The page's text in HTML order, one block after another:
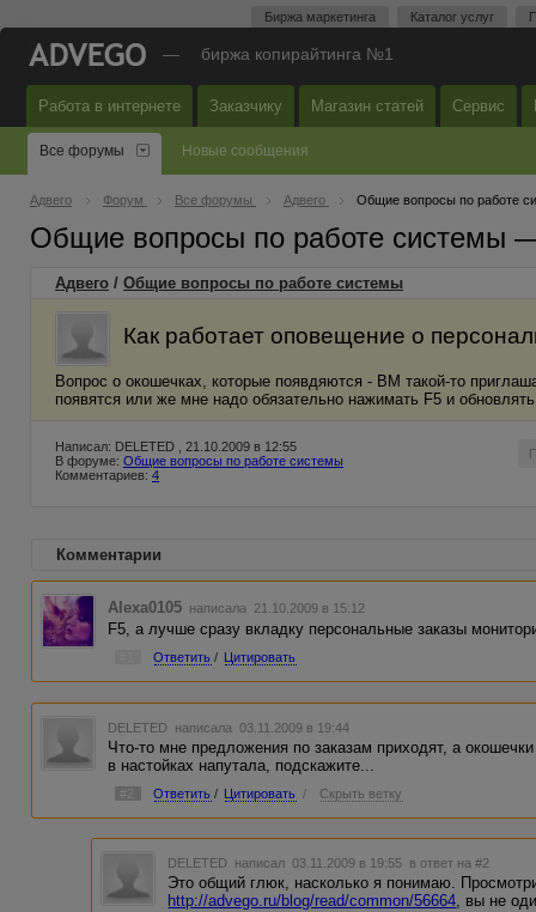
Биржа маркетинга Каталог услуг
— биржа копирайтинга №1
Работа в интернете Заказчику Магазин статей Сервис
Все форумы Новые сообщения
Адвего Форум Все форумы Адвего Общие вопросы по работе
Общие вопросы по работе системы
Адвего / Общие вопросы по работе системы
Как работает оповещение о
Вопрос о окошечках, которые появдяются - ВМ такой-то
появятся или же мне надо обязательно нажимать F5 и
Написал: DELETED , 21.10.2009 в 12:55
В форуме: Общие вопросы по работе системы
Комментариев: 4
Комментарии
Alexa0105 написала 21.10.2009 в 15:12
F5, а лучше сразу вкладку персональные заказы
Ответить / Цитировать
DELETED написала 03.11.2009 в 19:44
Что-то мне предложения по заказам приходят, а
в настойках напутала, подскажите...
#2 Ответить / Цитировать / Скрыть ветку
DELETED написал 03.11.2009 в 19:55 в ответ на #2
Это общий глюк, насколько я понимаю.
http://advego.ru/blog/read/common/56664, вы не